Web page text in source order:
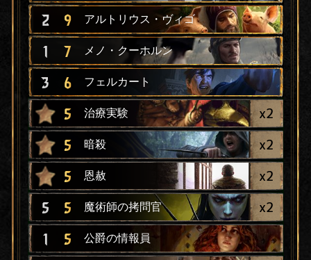
2 9 アルトリウス・ヴィゴ
1 7 メノ・クーホルン
3 6 フェルカート
5 治療実験 x2
5 暗殺 x2
5 恩赦 x2
5 5 魔術師の拷問官 x2
1 5 公爵の情報員